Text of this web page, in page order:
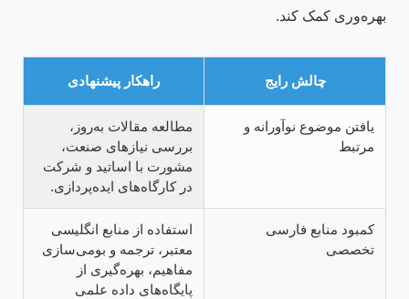
بهره‌وری کمک کند.
چالش رایج راهکار پیشنهادی
یافتن موضوع نوآورانه و
مرتبط
مطالعه مقالات به‌روز،
بررسی نیازهای صنعت،
مشورت با اساتید و شرکت
در کارگاه‌های ایده‌پردازی.
کمبود منابع فارسی
تخصصی
استفاده از منابع انگلیسی
معتبر، ترجمه و بومی‌سازی
مفاهیم، بهره‌گیری از
پایگاه‌های داده علمی